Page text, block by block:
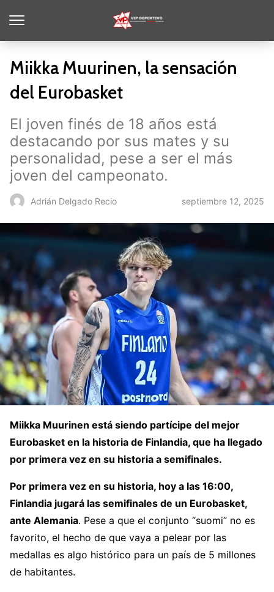
Miikka Muurinen, la sensación
del Eurobasket
El joven finés de 18 años está
destacando por sus mates y su
personalidad, pese a ser el más
joven del campeonato.
Adrián Delgado Recio septiembre 12, 2025
Miikka Muurinen está siendo partícipe del mejor
Eurobasket en la historia de Finlandia, que ha llegado
por primera vez en su historia a semifinales.
Por primera vez en su historia, hoy a las 16:00,
Finlandia jugará las semifinales de un Eurobasket,
ante Alemania. Pese a que el conjunto “suomi” no es
favorito, el hecho de que vaya a pelear por las
medallas es algo histórico para un país de 5 millones
de habitantes.